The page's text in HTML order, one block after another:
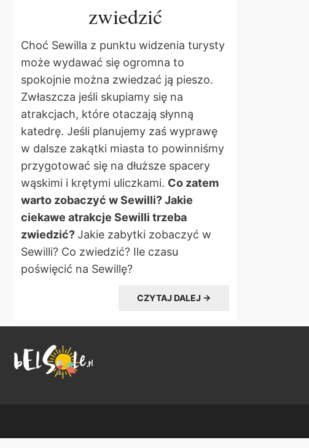
zwiedzić
Choć Sewilla z punktu widzenia turysty
może wydawać się ogromna to
spokojnie można zwiedzać ją pieszo.
Zwłaszcza jeśli skupiamy się na
atrakcjach, które otaczają słynną
katedrę. Jeśli planujemy zaś wyprawę
w dalsze zakątki miasta to powinniśmy
przygotować się na dłuższe spacery
wąskimi i krętymi uliczkami. Co zatem
warto zobaczyć w Sewilli? Jakie
ciekawe atrakcje Sewilli trzeba
zwiedzić?Jakie zabytki zobaczyć w
Sewilli? Co zwiedzić? Ile czasu
poświęcić na Sewillę?
CZYTAJ DALEJ →